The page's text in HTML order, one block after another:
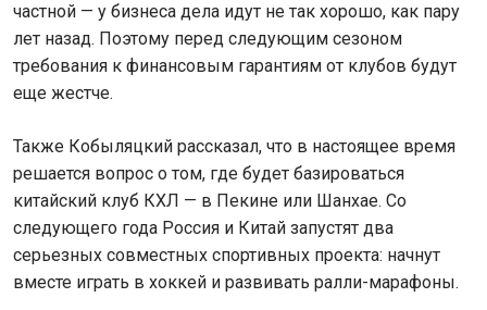
частной — у бизнеса дела идут не так хорошо, как пару
лет назад. Поэтому перед следующим сезоном
требования к финансовым гарантиям от клубов будут
еще жестче.
Также Кобыляцкий рассказал, что в настоящее время
решается вопрос о том, где будет базироваться
китайский клуб КХЛ — в Пекине или Шанхае. Со
следующего года Россия и Китай запустят два
серьезных совместных спортивных проекта: начнут
вместе играть в хоккей и развивать ралли-марафоны.